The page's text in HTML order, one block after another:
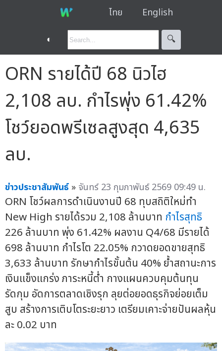
ไทย English
◐ 🔍︎
ORN รายได้ปี 68 นิวไฮ
2,108 ลบ. กำไรพุ่ง 61.42%
โชว์ยอดพรีเซลสูงสุด 4,635
ลบ.
ข่าวประชาสัมพันธ์ » จันทร์ 23 กุมภาพันธ์ 2569 09:49 น.
ORN โชว์ผลการดำเนินงานปี 68 ทุบสถิติใหม่ทำ
New High รายได้รวม 2,108 ล้านบาท กำไรสุทธิ
226 ล้านบาท พุ่ง 61.42% ผลงาน Q4/68 มีรายได้
698 ล้านบาท กำไรโต 22.05% กวาดยอดขายสุทธิ
3,633 ล้านบาท รักษากำไรขั้นต้น 40% ย้ำสถานะการ
เงินแข็งแกร่ง ภาระหนี้ต่ำ กางแผนควบคุมต้นทุน
รัดกุม อัดการตลาดเชิงรุก ลุยต่อยอดธุรกิจย่อยเต็ม
สูบ สร้างการเติบโตระยะยาว เตรียมเคาะจ่ายปันผลหุ้น
ละ 0.02 บาท